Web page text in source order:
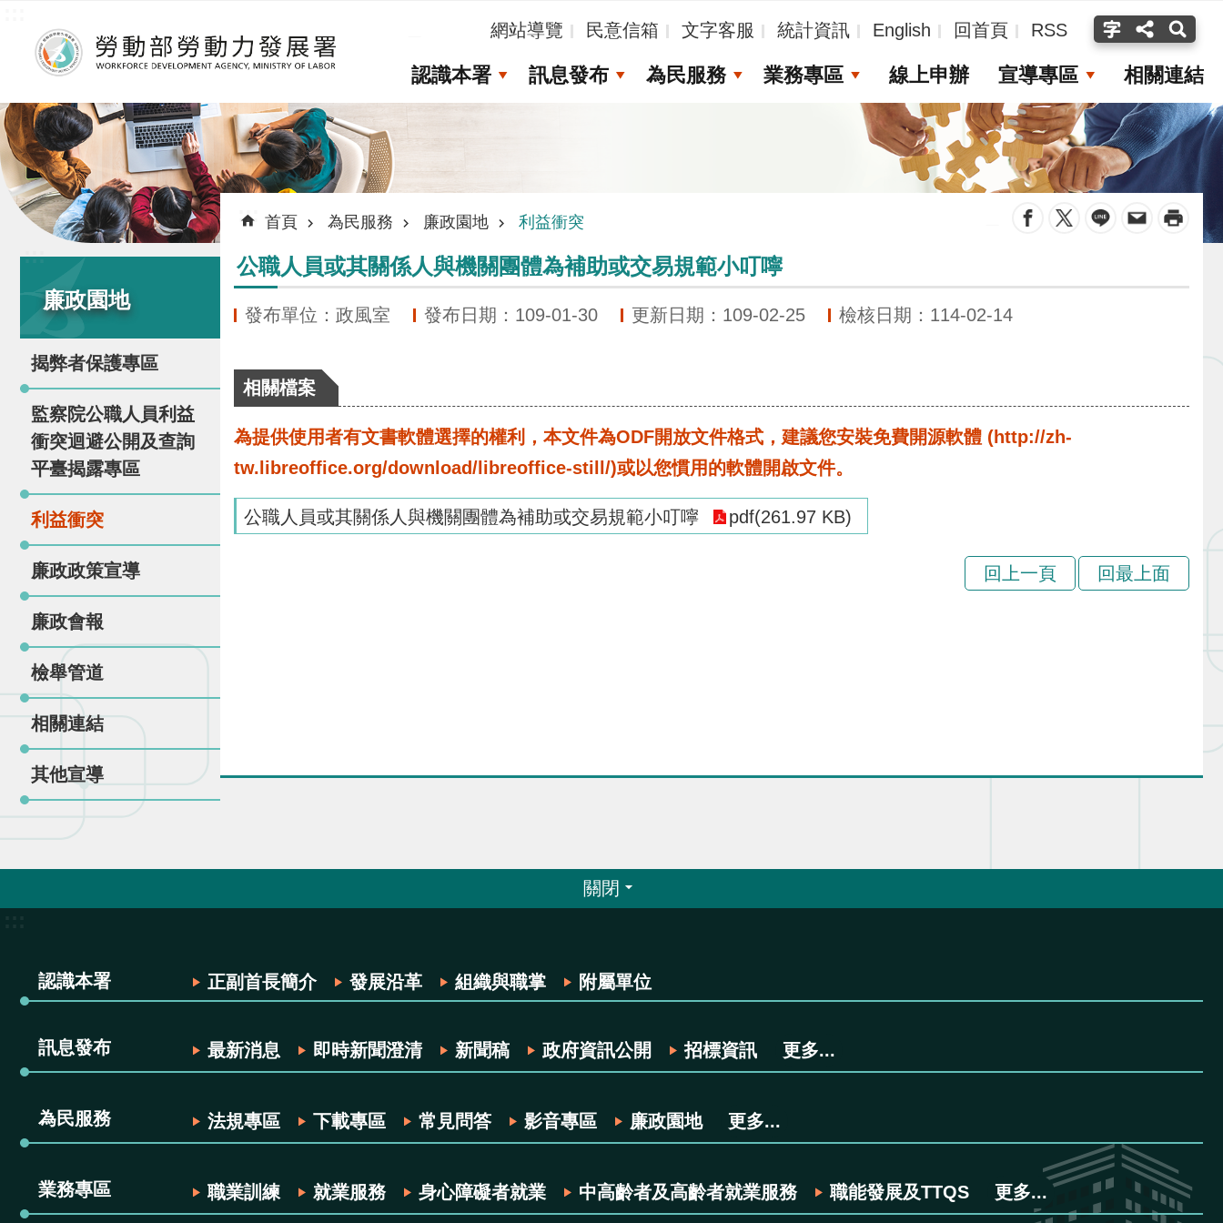
網站導覽 民意信箱 文字客服 統計資訊 English 回首頁 RSS
認識本署 訊息發布 為民服務 業務專區 線上申辦 宣導專區 相關連結
:::
廉政園地
揭弊者保護專區
監察院公職人員利益
衝突迴避公開及查詢
平臺揭露專區
利益衝突
廉政政策宣導
廉政會報
檢舉管道
相關連結
其他宣導
::: 首頁 為民服務 廉政園地 利益衝突
公職人員或其關係人與機關團體為補助或交易規範小叮嚀
發布單位：政風室 發布日期：109-01-30 更新日期：109-02-25 檢核日期：114-02-14
相關檔案
為提供使用者有文書軟體選擇的權利，本文件為ODF開放文件格式，建議您安裝免費開源軟體 (http://zh-
tw.libreoffice.org/download/libreoffice-still/)或以您慣用的軟體開啟文件。
公職人員或其關係人與機關團體為補助或交易規範小叮嚀 pdf(261.97 KB)
回上一頁 回最上面
關閉
認識本署 正副首長簡介 發展沿革 組織與職掌 附屬單位
訊息發布 最新消息 即時新聞澄清 新聞稿 政府資訊公開 招標資訊 更多...
為民服務 法規專區 下載專區 常見問答 影音專區 廉政園地 更多...
業務專區 職業訓練 就業服務 身心障礙者就業 中高齡者及高齡者就業服務 職能發展及TTQS 更多...